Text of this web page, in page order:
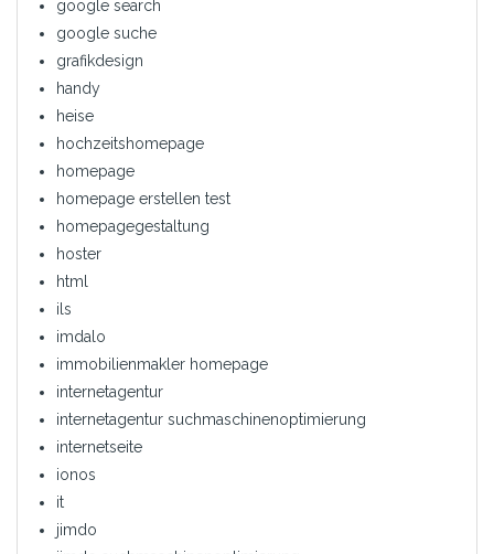
google search
google suche
grafikdesign
handy
heise
hochzeitshomepage
homepage
homepage erstellen test
homepagegestaltung
hoster
html
ils
imdalo
immobilienmakler homepage
internetagentur
internetagentur suchmaschinenoptimierung
internetseite
ionos
it
jimdo